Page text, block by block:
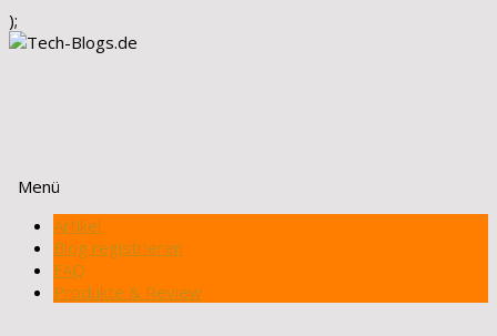
);
Menü
Zum
Inhalt
springen
Artikel
Blog registrieren
FAQ
Produkte & Review